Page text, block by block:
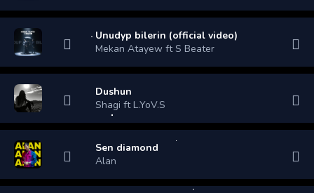
Unudyp bilerin (official video)
Mekan Atayew ft S Beater
Dushun
Shagi ft L.YoV.S
Sen diamond
Alan